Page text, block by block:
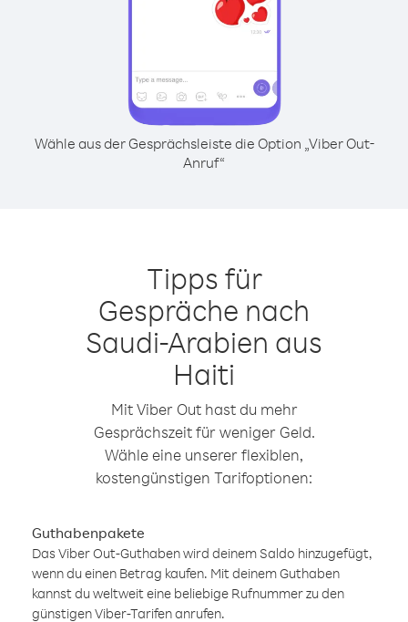
Wähle aus der Gesprächsleiste die Option „Viber Out-
Anruf“
Tipps für
Gespräche nach
Saudi-Arabien aus
Haiti
Mit Viber Out hast du mehr
Gesprächszeit für weniger Geld.
Wähle eine unserer flexiblen,
kostengünstigen Tarifoptionen:
Guthabenpakete
Das Viber Out-Guthaben wird deinem Saldo hinzugefügt,
wenn du einen Betrag kaufen. Mit deinem Guthaben
kannst du weltweit eine beliebige Rufnummer zu den
günstigen Viber-Tarifen anrufen.